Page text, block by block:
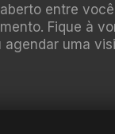
entre
Fique à
uma